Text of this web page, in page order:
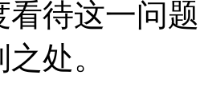
看待这一问
处。